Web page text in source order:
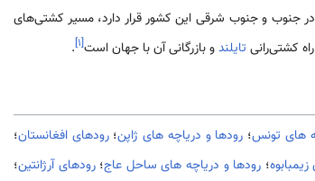
جنوب و جنوب شرقی این کشور قرار دارد، مسیر کشتی‌های
کشتی‌رانی تایلندو بازرگانی آن با جهان است[۱]
.
های تونس؛ رودها و دریاچه های ژاپن؛رودهای افغانستان؛
؛ رودها و دریاچه های ساحل عاج؛رودهای آرژانتین؛